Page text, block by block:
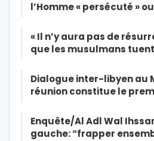
l’Homme « persécuté »
« Il n’y aura pas de
que les musulmans
Dialogue inter-libyen au
réunion constitue le
Enquête/Al Adl Wal
gauche: “frapper